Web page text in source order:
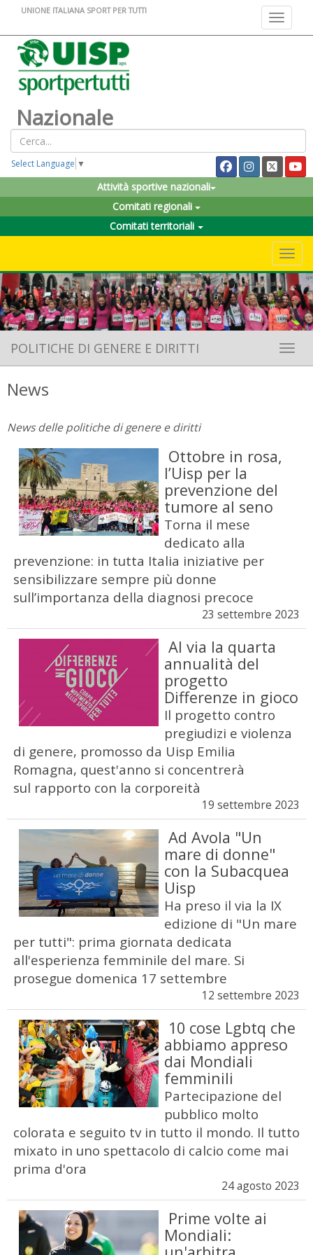
Toggle
UNIONE ITALIANA SPORT PER TUTTI
Nazionale
Select Language ▼
Attività sportive nazionali
Comitati regionali
Comitati territoriali
POLITICHE DI GENERE E DIRITTI
News
News delle politiche di genere e diritti
Ottobre in rosa,
l’Uisp per la
prevenzione del
tumore al seno
Torna il mese
dedicato alla
prevenzione: in tutta Italia iniziative per
sensibilizzare sempre più donne
sull’importanza della diagnosi precoce
23 settembre 2023
Al via la quarta
annualità del
progetto
Differenze in gioco
Il progetto contro
pregiudizi e violenza
di genere, promosso da Uisp Emilia
Romagna, quest'anno si concentrerà
sul rapporto con la corporeità
19 settembre 2023
Ad Avola "Un
mare di donne"
con la Subacquea
Uisp
Ha preso il via la IX
edizione di "Un mare
per tutti": prima giornata dedicata
all'esperienza femminile del mare. Si
prosegue domenica 17 settembre
12 settembre 2023
10 cose Lgbtq che
abbiamo appreso
dai Mondiali
femminili
Partecipazione del
pubblico molto
colorata e seguito tv in tutto il mondo. Il tutto
mixato in uno spettacolo di calcio come mai
prima d'ora
24 agosto 2023
Prime volte ai
Mondiali: